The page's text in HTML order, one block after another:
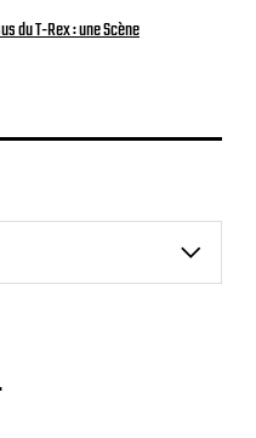
du T-Rex : une Scène